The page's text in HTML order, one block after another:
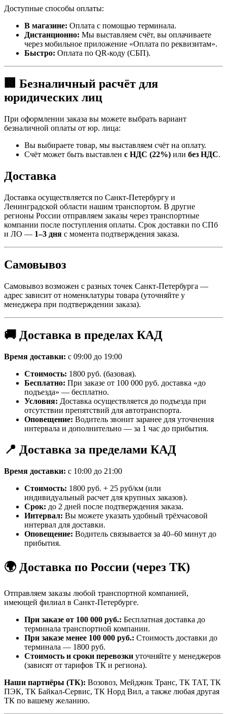
Доступные способы оплаты:
В магазине: Оплата с помощью терминала.
Дистанционно: Мы выставляем счёт, вы оплачиваете
через мобильное приложение «Оплата по реквизитам».
Быстро: Оплата по QR-коду (СБП).
🏢 Безналичный расчёт для
юридических лиц
При оформлении заказа вы можете выбрать вариант
безналичной оплаты от юр. лица:
Вы выбираете товар, мы выставляем счёт на оплату.
Счёт может быть выставлен с НДС (22%) или без НДС.
Доставка
Доставка осуществляется по Санкт-Петербургу и
Ленинградской области нашим транспортом. В другие
регионы России отправляем заказы через транспортные
компании после поступления оплаты. Срок доставки по СПб
и ЛО — 1–3 дня с момента подтверждения заказа.
Самовывоз
Самовывоз возможен с разных точек Санкт-Петербурга —
адрес зависит от номенклатуры товара (уточняйте у
менеджера при подтверждении заказа).
🚚 Доставка в пределах КАД
Время доставки: с 09:00 до 19:00
Стоимость: 1800 руб. (базовая).
Бесплатно: При заказе от 100 000 руб. доставка «до
подъезда» — бесплатно.
Условия: Доставка осуществляется до подъезда при
отсутствии препятствий для автотранспорта.
Оповещение: Водитель звонит заранее для уточнения
интервала и дополнительно — за 1 час до прибытия.
📍 Доставка за пределами КАД
Время доставки: с 10:00 до 21:00
Стоимость: 1800 руб. + 25 руб/км (или
индивидуальный расчет для крупных заказов).
Срок: до 2 дней после подтверждения заказа.
Интервал: Вы можете указать удобный трёхчасовой
интервал для доставки.
Оповещение: Водитель связывается за 40–60 минут до
прибытия.
🌍 Доставка по России (через ТК)
Отправляем заказы любой транспортной компанией,
имеющей филиал в Санкт-Петербурге.
При заказе от 100 000 руб.: Бесплатная доставка до
терминала транспортной компании.
При заказе менее 100 000 руб.: Стоимость доставки до
терминала — 1800 руб.
Стоимость и сроки перевозки уточняйте у менеджеров
(зависят от тарифов ТК и региона).
Наши партнёры (ТК): Возовоз, Мейджик Транс, ТК ТАТ, ТК
ПЭК, ТК Байкал-Сервис, ТК Норд Вил, а также любая другая
ТК по вашему желанию.